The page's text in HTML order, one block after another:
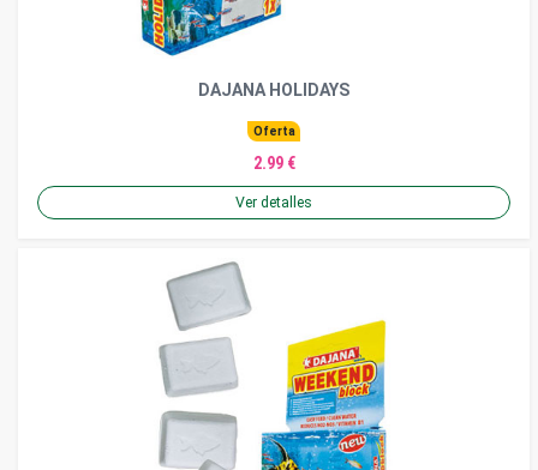
DAJANA HOLIDAYS
Oferta
2.99 €
Ver detalles